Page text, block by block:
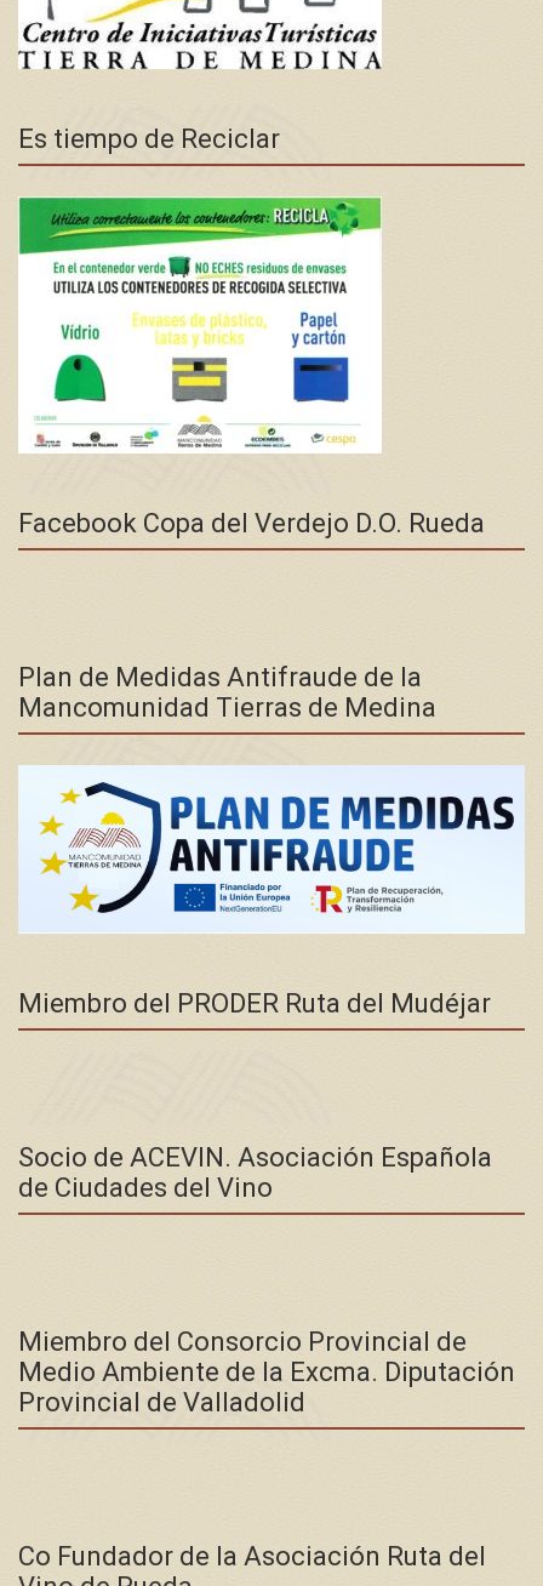
Es tiempo de Reciclar
Facebook Copa del Verdejo D.O. Rueda
Plan de Medidas Antifraude de la
Mancomunidad Tierras de Medina
Miembro del PRODER Ruta del Mudéjar
Socio de ACEVIN. Asociación Española
de Ciudades del Vino
Miembro del Consorcio Provincial de
Medio Ambiente de la Excma. Diputación
Provincial de Valladolid
Co Fundador de la Asociación Ruta del